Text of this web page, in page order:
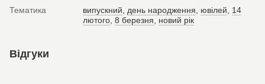
Тематика
випускний день народження ювілей
14
лютого 8 березня новий рік
Відгуки